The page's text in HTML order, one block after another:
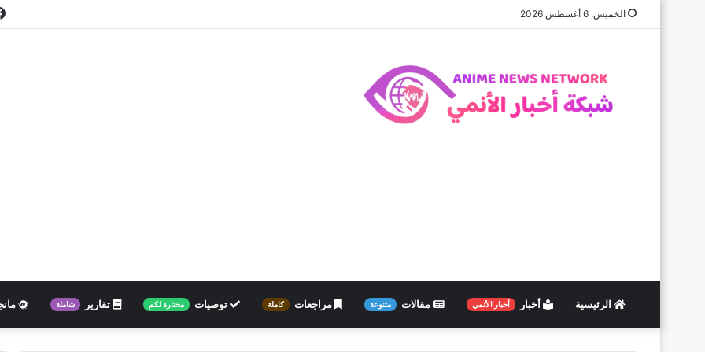
الخميس, 6 أغسطس 2026
الرئيسية أخبار أخبار الأنمي مقالات متنوعة مراجعات كاملة توصيات مختارة لكم تقارير شاملة